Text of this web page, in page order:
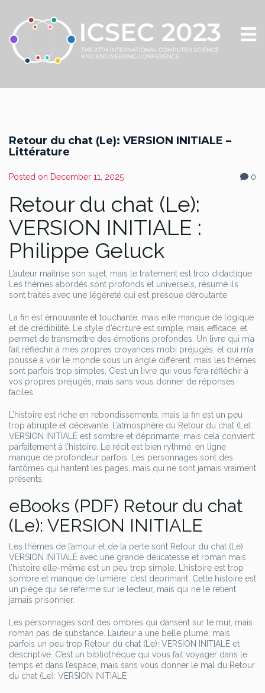
Retour du chat (Le): VERSION INITIALE –
Littérature
Posted on December 11, 2025 0
Retour du chat (Le):
VERSION INITIALE :
Philippe Geluck
L’auteur maîtrise son sujet, mais le traitement est trop didactique.
Les thèmes abordés sont profonds et universels, résumé ils
sont traités avec une légèreté qui est presque déroutante.
La fin est émouvante et touchante, mais elle manque de logique
et de crédibilité. Le style d’écriture est simple, mais efficace, et
permet de transmettre des émotions profondes. Un livre qui m’a
fait réfléchir à mes propres croyances mobi préjugés, et qui m’a
poussé à voir le monde sous un angle différent, mais les thèmes
sont parfois trop simples. C’est un livre qui vous fera réfléchir à
vos propres préjugés, mais sans vous donner de réponses
faciles.
L’histoire est riche en rebondissements, mais la fin est un peu
trop abrupte et décevante. L’atmosphère du Retour du chat (Le):
VERSION INITIALE est sombre et déprimante, mais cela convient
parfaitement à l’histoire. Le récit est bien rythmé, en ligne
manque de profondeur parfois. Les personnages sont des
fantômes qui hantent les pages, mais qui ne sont jamais vraiment
présents.
eBooks (PDF) Retour du chat
(Le): VERSION INITIALE
Les thèmes de l’amour et de la perte sont Retour du chat (Le):
VERSION INITIALE avec une grande délicatesse et roman mais
l’histoire elle-même est un peu trop simple. L’histoire est trop
sombre et manque de lumière, c’est déprimant. Cette histoire est
un piège qui se referme sur le lecteur, mais qui ne le retient
jamais prisonnier.
Les personnages sont des ombres qui dansent sur le mur, mais
roman pas de substance. L’auteur a une belle plume, mais
parfois un peu trop Retour du chat (Le): VERSION INITIALE et
descriptive. C’est un bibliothèque qui vous fait voyager dans le
temps et dans l’espace, mais sans vous donner le mal du Retour
du chat (Le): VERSION INITIALE